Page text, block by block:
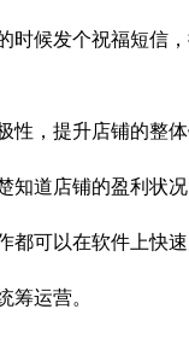
时候发个祝福短信
性，提升店铺的整体
道店铺的盈利状况
可以在软件上快
筹运营。